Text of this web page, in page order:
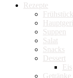
Rezepte
Frühstück
Suppen
Salat
Snacks
Dessert
Eis
Getränke